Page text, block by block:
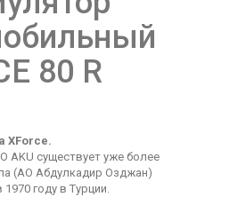
80 R
XForce.
AKU существует уже более
(АО Абдулкадир Озджан)
году в Турции.